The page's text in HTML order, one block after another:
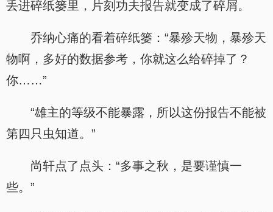
丢进碎纸篓里，片刻功夫报告就变成了碎屑。
乔纳心痛的看着碎纸篓：“暴殄天物，暴殄天
物啊，多好的数据参考，你就这么给碎掉了？
你……”
“雄主的等级不能暴露，所以这份报告不能被
第四只虫知道。”
尚轩点了点头：“多事之秋，是要谨慎一
些。”